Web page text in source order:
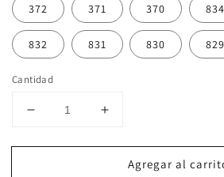
372 371 370 834
832 831 830 829
Cantidad
Reducir
para
Aumentar
para
HilosAgregar al